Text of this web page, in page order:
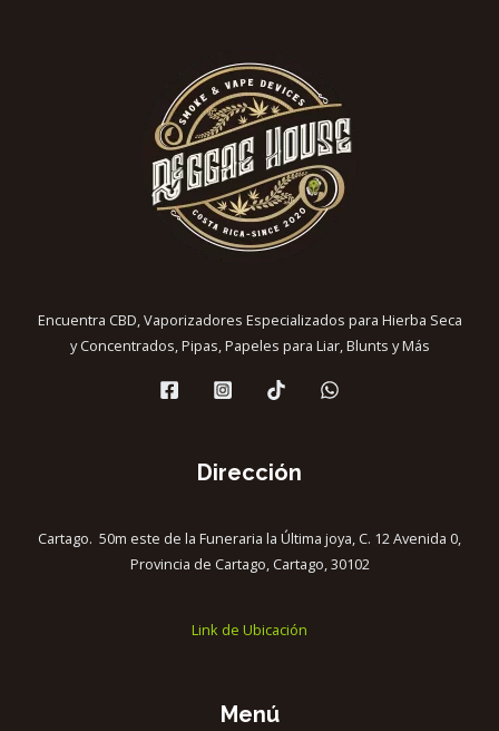
Encuentra CBD, Vaporizadores Especializados para Hierba Seca
y Concentrados, Pipas, Papeles para Liar, Blunts y Más
Dirección
Cartago. 50m este de la Funeraria la Última joya, C. 12 Avenida 0,
Provincia de Cartago, Cartago, 30102
Link de Ubicación
Menú